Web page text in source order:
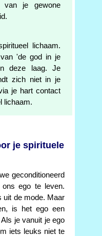
je gewone
lichaam.
'de god in je
deze laag. Je
zich niet in je
je hart contact
lichaam.
je spirituele
geconditioneerd
ego te leven.
uit de mode. Maar
is het ego een
je vanuit je ego
iets leuks niet te